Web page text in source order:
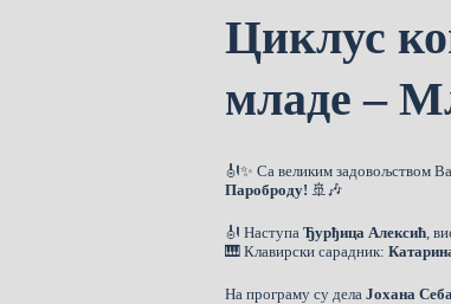
Циклус
младе –
🎻✨ Са великим задовољством
Пароброду! 🚢🎶
🎻 НаступаЂурђица Алексић ,
🎹 Клавирски сарадник:
На програму су делаЈохана